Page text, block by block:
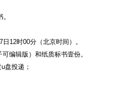
日 12时00分（北京时间）。
编辑版）和纸质标书壹份。
u盘投递；